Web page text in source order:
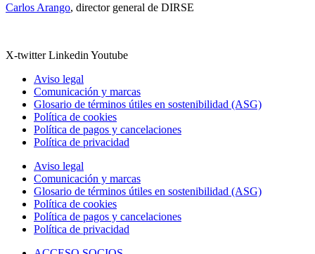
Carlos Arango, director general de DIRSE
X-twitter Linkedin Youtube
Aviso legal
Comunicación y marcas
Glosario de términos útiles en sostenibilidad (ASG)
Política de cookies
Política de pagos y cancelaciones
Política de privacidad
Aviso legal
Comunicación y marcas
Glosario de términos útiles en sostenibilidad (ASG)
Política de cookies
Política de pagos y cancelaciones
Política de privacidad